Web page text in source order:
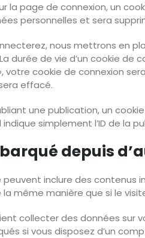
la page de connexion, un
personnelles et sera
nous mettrons en
durée de vie d’un cookie de
votre cookie de connexion
effacé.
une publication, un
simplement l’ID de la
depuis
inclure des contenus
même manière que si le
collecter des données sur
si vous disposez d’un